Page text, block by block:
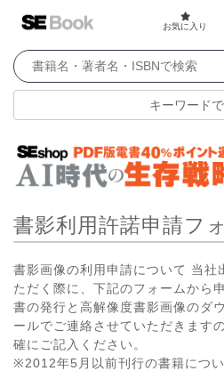
お気に入り
キーワード
書影利用許諾申請フ
書影画像の利用申請について 当社
ただく際に、下記のフォームから
書の発行と高解像度書影画像のダ
ールでご連絡させていただきます
確にご記入ください。
※2012年5月以前刊行の書籍につ